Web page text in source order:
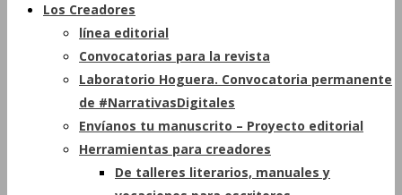
Los Creadores
línea editorial
Convocatorias para la revista
Laboratorio Hoguera. Convocatoria permanente
de #NarrativasDigitales
Envíanos tu manuscrito – Proyecto editorial
Herramientas para creadores
De talleres literarios, manuales y